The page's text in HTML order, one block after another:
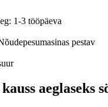
1-3 tööpäeva
pestav
aeglaseks